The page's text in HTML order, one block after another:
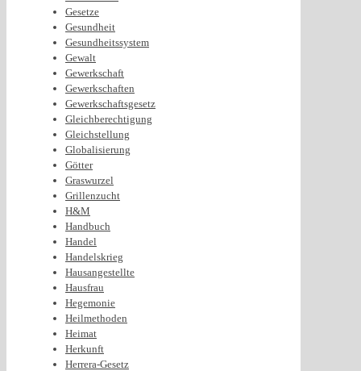
Gesetze
Gesundheit
Gesundheitssystem
Gewalt
Gewerkschaft
Gewerkschaften
Gewerkschaftsgesetz
Gleichberechtigung
Gleichstellung
Globalisierung
Götter
Graswurzel
Grillenzucht
H&M
Handbuch
Handel
Handelskrieg
Hausangestellte
Hausfrau
Hegemonie
Heilmethoden
Heimat
Herkunft
Herrera-Gesetz